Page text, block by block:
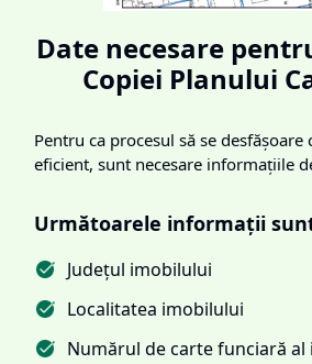
Date necesare
Copiei Planului
Pentru ca procesul să se desfășoare
eficient, sunt necesare informațiile
Următoarele informații
Județul imobilului
Localitatea imobilului
Numărul de carte funciară